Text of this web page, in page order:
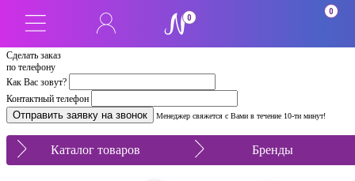
Сделать заказ
по телефону
Как Вас зовут?
Контактный телефон
Менеджер свяжется с Вами в течение 10-ти минут!
0
0
Каталог товаров Бренды